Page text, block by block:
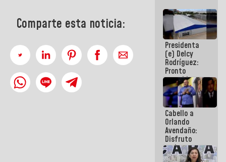
Comparte esta noticia:
Presidenta
(e) Delcy
Rodríguez:
Pronto
restableceremos
las
operaciones
en el
Aeropuerto
Internacional
de
Maiquetía
Cabello a
Orlando
Avendaño:
Disfruto
cada vez
que escribes